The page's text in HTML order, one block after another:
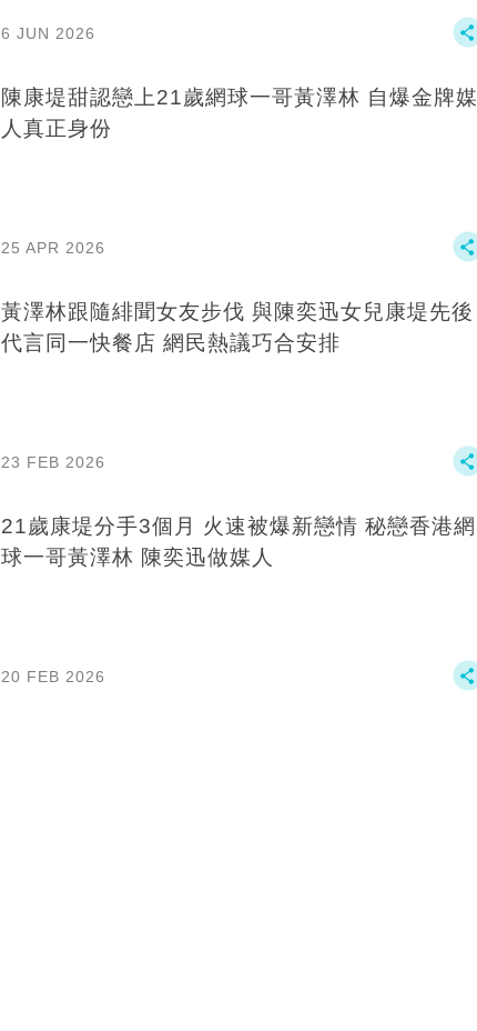
6 JUN 2026
陳康堤甜認戀上21歲網球一哥黃澤林 自爆金牌媒
人真正身份
25 APR 2026
黃澤林跟隨緋聞女友步伐 與陳奕迅女兒康堤先後
代言同一快餐店 網民熱議巧合安排
23 FEB 2026
21歲康堤分手3個月 火速被爆新戀情 秘戀香港網
球一哥黃澤林 陳奕迅做媒人
20 FEB 2026